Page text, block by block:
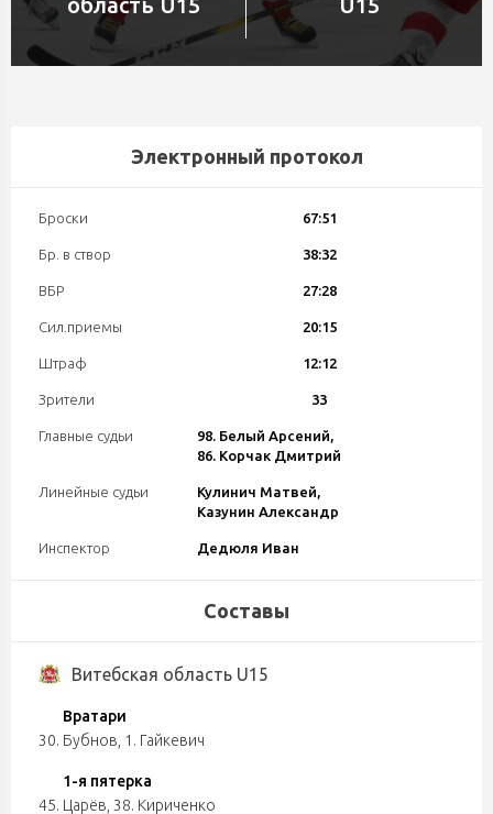
Электронный протокол
Броски 67:51
Бр. в створ 38:32
ВБР 27:28
Сил.приемы 20:15
Штраф 12:12
Зрители 33
Главные судьи
98. Белый Арсений,
86. Корчак Дмитрий
Линейные судьи
Кулинич Матвей,
Казунин Александр
Инспектор Дедюля Иван
Составы
Витебская область U15
Вратари
30. Бубнов 1. Гайкевич
1-я пятерка
45. Царёв 38. Кириченко